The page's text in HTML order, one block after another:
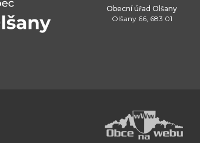
Obecní úřad Olšany
Olšany 66, 683 01